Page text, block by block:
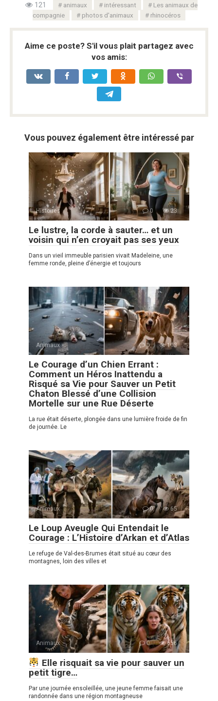
121 animaux intéressant
Les animaux de
compagnie
photos d'animaux rhinocéros
Aime ce poste? S'il vous plait partagez avec
vos amis:
Vous pouvez également être intéressé par
Histoires 0 23
Le lustre, la corde à sauter… et un
voisin qui n’en croyait pas ses yeux
Dans un vieil immeuble parisien vivait Madeleine, une
femme ronde, pleine d’énergie et toujours
Animaux 0 103
Le Courage d’un Chien Errant :
Comment un Héros Inattendu a
Risqué sa Vie pour Sauver un Petit
Chaton Blessé d’une Collision
Mortelle sur une Rue Déserte
La rue était déserte, plongée dans une lumière froide de fin
de journée. Le
Animaux 0 65
Le Loup Aveugle Qui Entendait le
Courage : L’Histoire d’Arkan et d’Atlas
Le refuge de Val-des-Brumes était situé au cœur des
montagnes, loin des villes et
Animaux 0 656
Elle risquait sa vie pour sauver un
petit tigre…
Par une journée ensoleillée, une jeune femme faisait une
randonnée dans une région montagneuse